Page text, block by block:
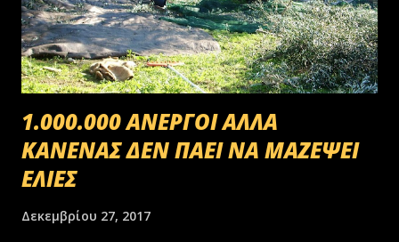
1.000.000 ΑΝΕΡΓΟΙ ΑΛΛΑ
ΚΑΝΕΝΑΣ ΔΕΝ ΠΑΕΙ ΝΑ ΜΑΖΕΨΕΙ
ΕΛΙΕΣ
Δεκεμβρίου 27, 2017